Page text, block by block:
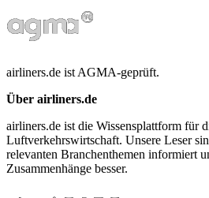
airliners.de ist AGMA-geprüft.
Über airliners.de
airliners.de ist die Wissensplattform für
Luftverkehrswirtschaft. Unsere Leser
relevanten Branchenthemen informiert
Zusammenhänge besser.